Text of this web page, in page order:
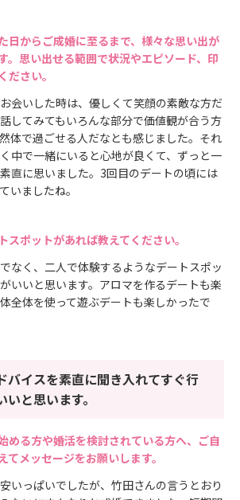
日からご成婚に至るまで、様々な思い出が
。思い出せる範囲で状況やエピソード、印
ださい。
会いした時は、優しくて笑顔の素敵な方だ
してみてもいろんな部分で価値観が合う方
体で過ごせる人だなとも感じました。それ
中で一緒にいると心地が良くて、ずっと一
直に思いました。3回目のデートの頃には
いましたね。
スポットがあれば教えてください。
なく、二人で体験するようなデートスポッ
いいと思います。アロマを作るデートも楽
全体を使って遊ぶデートも楽しかったで
バイスを素直に聞き入れてすぐ行
と思います。
める方や婚活を検討されている方へ、ご自
てメッセージをお願いします。
いっぱいでしたが、竹田さんの言うとおり